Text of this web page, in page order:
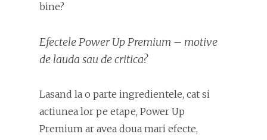
bine?
Efectele Power Up Premium – motive
de lauda sau de critica?
Lasand la o parte ingredientele, cat si
actiunea lor pe etape, Power Up
Premium ar avea doua mari efecte,